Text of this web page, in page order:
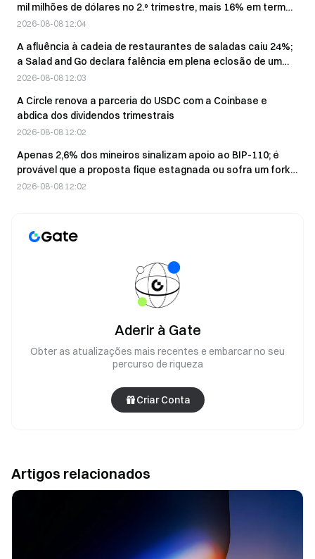
mil milhões de dólares no 2.º trimestre, mais 16% em termos
homólogos
2026-08-08 12:04
A afluência à cadeia de restaurantes de saladas caiu 24%;
a Salad and Go declara falência em plena eclosão de um
surto de Cyclospora
2026-08-08 12:03
A Circle renova a parceria do USDC com a Coinbase e
abdica dos dividendos trimestrais
2026-08-08 12:02
Apenas 2,6% dos mineiros sinalizam apoio ao BIP-110; é
provável que a proposta fique estagnada ou sofra um fork
até cair na irrelevância.
2026-08-08 12:02
Aderir à Gate
Obter as atualizações mais recentes e embarcar no seu
percurso de riqueza
Criar Conta
Artigos relacionados